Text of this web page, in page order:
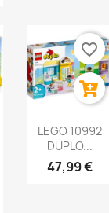
LEGO 10992
DUPLO...
47,99 €
favorite_border